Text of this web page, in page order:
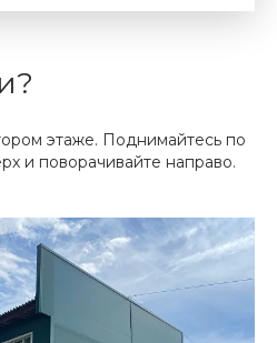
этаже. Поднимайтесь по
и поворачивайте направо.